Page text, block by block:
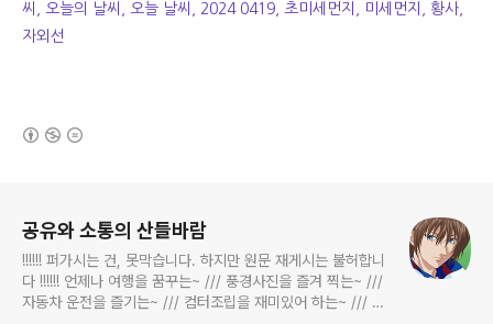
씨, 오늘의 날씨, 오늘 날씨, 2024 0419, 초미세먼지, 미세먼지, 황사,
자외선
공유와 소통의 산들바람
!!!!!! 퍼가시는 건, 못막습니다. 하지만 원문 재게시는 불허합니
다 !!!!!! 언제나 여행을 꿈꾸는~ /// 풍경사진을 즐겨 찍는~ ///
자동차 운전을 즐기는~ /// 컴터조립을 재미있어 하는~ /// 고